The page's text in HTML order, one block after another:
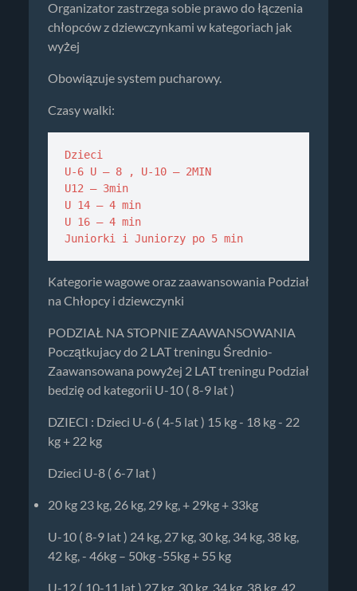
Organizator zastrzega sobie prawo do łączenia
chłopców z dziewczynkami w kategoriach jak
wyżej
Obowiązuje system pucharowy.
Czasy walki:
Dzieci
U-6 U – 8 , U-10 – 2MIN
U12 – 3min
U 14 – 4 min
U 16 – 4 min
Juniorki i Juniorzy po 5 min
Kategorie wagowe oraz zaawansowania Podział
na Chłopcy i dziewczynki
PODZIAŁ NA STOPNIE ZAAWANSOWANIA
Początkujacy do 2 LAT treningu Średnio-
Zaawansowana powyżej 2 LAT treningu Podział
bedzię od kategorii U-10 ( 8-9 lat )
DZIECI : Dzieci U-6 ( 4-5 lat ) 15 kg - 18 kg - 22
kg + 22 kg
Dzieci U-8 ( 6-7 lat )
20 kg 23 kg, 26 kg, 29 kg, + 29kg + 33kg
U-10 ( 8-9 lat ) 24 kg, 27 kg, 30 kg, 34 kg, 38 kg,
42 kg, - 46kg – 50kg -55kg + 55 kg
U-12 ( 10-11 lat ) 27 kg, 30 kg, 34 kg, 38 kg, 42